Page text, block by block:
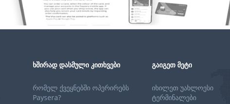
ᲮᲨᲘᲠᲐᲓ ᲓᲐᲡᲛᲣᲚᲘ ᲙᲘᲗᲮᲕᲔᲑᲘ
რომელ ქვეყნებში ოპერირებს
Paysera?
ᲒᲐᲘᲒᲔᲗ ᲛᲔᲢᲘ
იხილეთ უახლოესი
ტერმინალები